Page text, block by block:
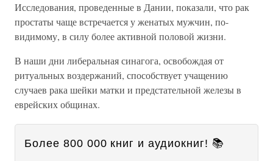
Исследования, проведенные в Дании, показали, что рак
простаты чаще встречается у женатых мужчин, по-
видимому, в силу более активной половой жизни.
В наши дни либеральная синагога, освобождая от
ритуальных воздержаний, способствует учащению
случаев рака шейки матки и предстательной железы в
еврейских общинах.
Более 800 000 книг и аудиокниг! 📚